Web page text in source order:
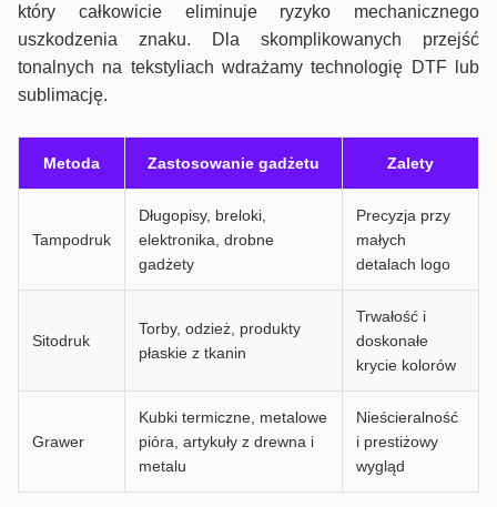
który całkowicie eliminuje ryzyko mechanicznego
uszkodzenia znaku. Dla skomplikowanych przejść
tonalnych na tekstyliach wdrażamy technologię DTF lub
sublimację.
Metoda Zastosowanie gadżetu Zalety
Tampodruk
Długopisy, breloki,
elektronika, drobne
gadżety
Precyzja przy
małych
detalach logo
Sitodruk
Torby, odzież, produkty
płaskie z tkanin
Trwałość i
doskonałe
krycie kolorów
Grawer
Kubki termiczne, metalowe
pióra, artykuły z drewna i
metalu
Nieścieralność
i prestiżowy
wygląd